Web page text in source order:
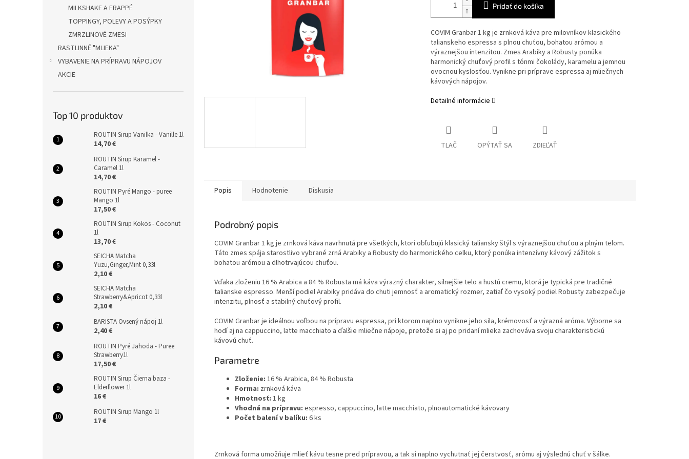
MILKSHAKE A FRAPPÉ
TOPPINGY, POLEVY A POSÝPKY
ZMRZLINOVÉ ZMESI
RASTLINNÉ "MLIEKA"
VYBAVENIE NA PRÍPRAVU NÁPOJOV
AKCIE
Top 10 produktov
ROUTIN Sirup Vanilka - Vanille 1l
14,70 €
ROUTIN Sirup Karamel -
Caramel 1l
14,70 €
ROUTIN Pyré Mango - puree
Mango 1l
17,50 €
ROUTIN Sirup Kokos - Coconut
1l
13,70 €
SEICHA Matcha
Yuzu,Ginger,Mint 0,33l
2,10 €
SEICHA Matcha
Strawberry&Apricot 0,33l
2,10 €
BARISTA Ovsený nápoj 1l
2,40 €
ROUTIN Pyré Jahoda - Puree
Strawberry1l
17,50 €
ROUTIN Sirup Čierna baza -
Elderflower 1l
16 €
ROUTIN Sirup Mango 1l
17 €
Pridať do košíka
COVIM Granbar 1 kg je zrnková káva pre milovníkov klasického
talianskeho espressa s plnou chuťou, bohatou arómou a
výraznejšou intenzitou. Zmes Arabiky a Robusty ponúka
harmonický chuťový profil s tónmi čokolády, karamelu a jemnou
ovocnou kyslosťou. Vynikne pri príprave espressa aj mliečnych
kávových nápojov.
Detailné informácie
TLAČ OPÝTAŤ SA ZDIEĽAŤ
Popis Hodnotenie Diskusia
Podrobný popis
COVIM Granbar 1 kg je zrnková káva navrhnutá pre všetkých, ktorí obľubujú klasický taliansky štýl s výraznejšou chuťou a plným telom.
Táto zmes spája starostlivo vybrané zrná Arabiky a Robusty do harmonického celku, ktorý ponúka intenzívny kávový zážitok s
bohatou arómou a dlhotrvajúcou chuťou.
Vďaka zloženiu 16 % Arabica a 84 % Robusta má káva výrazný charakter, silnejšie telo a hustú cremu, ktorá je typická pre tradičné
talianske espresso. Menší podiel Arabiky pridáva do chuti jemnosť a aromatický rozmer, zatiaľ čo vysoký podiel Robusty zabezpečuje
intenzitu, plnosť a stabilný chuťový profil.
COVIM Granbar je ideálnou voľbou na prípravu espressa, pri ktorom naplno vynikne jeho sila, krémovosť a výrazná aróma. Výborne sa
hodí aj na cappuccino, latte macchiato a ďalšie mliečne nápoje, pretože si aj po pridaní mlieka zachováva svoju charakteristickú
kávovú chuť.
Parametre
Zloženie: 16 % Arabica, 84 % Robusta
Forma: zrnková káva
Hmotnosť: 1 kg
Vhodná na prípravu: espresso, cappuccino, latte macchiato, plnoautomatické kávovary
Počet balení v balíku: 6 ks
Zrnková forma umožňuje mlieť kávu tesne pred prípravou, a tak si naplno vychutnať jej čerstvosť, arómu aj výslednú chuť v šálke.